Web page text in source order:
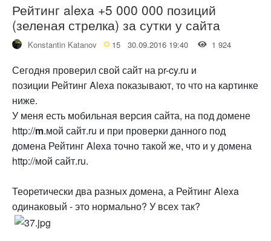
Рейтинг alexa +5 000 000 позиций
(зеленая стрелка) за сутки у сайта
Konstantin Katanov 15 30.09.2016 19:40 1 924
Сегодня проверил свой сайт на pr-cy.ru и
позиции Рейтинг Alexa показывают, то что на картинке
ниже.
У меня есть мобильная версия сайта, на под домене
http://m.мой сайт.ru и при проверки данного под
домена Рейтинг Alexa точно такой же, что и у домена
http://мой сайт.ru.
Теоретически два разных домена, а Рейтинг Alexa
одинаковый - это нормально? У всех так?